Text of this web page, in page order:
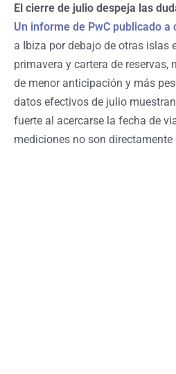
El cierre de julio despeja las
Un informe de PwC publicado a
a Ibiza por debajo de otras islas
primavera y cartera de reservas,
de menor anticipación y más
datos efectivos de julio
fuerte al acercarse la fecha de
mediciones no son directamente